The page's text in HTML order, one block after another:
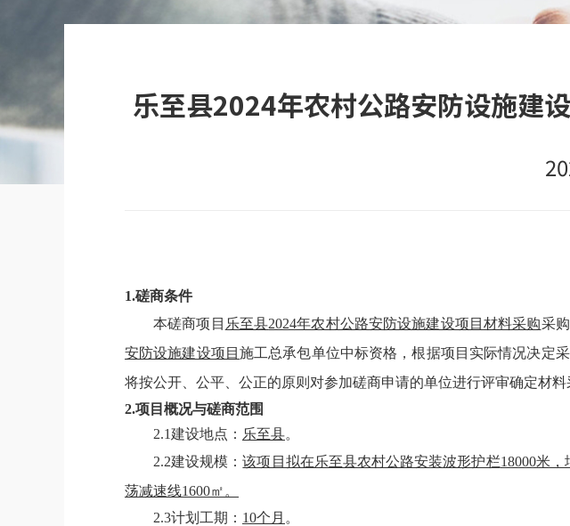
乐至县2024年农村公路安防设施建
1.磋商条件
本磋商项目 乐至县2024年农村公路安防设施建设项目 材料采购采
安防设施建设项目 施工总承包单位中标资格 ，根据项目实际情况决定
将按公开、公平、公正的原则对参加磋商申请的单位进行评审确定材料
2.项目概况与磋商范围
2.1建设地点： 乐至县。
2.2建设规模：该项目拟在乐至县农村公路安装波形护栏18000米
荡减速线1600㎡。
2.3计划工期： 10个月 。